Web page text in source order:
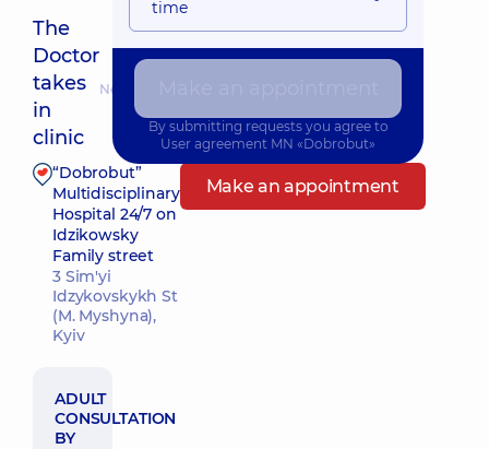
The
Doctor
takes
in
clinic
Nearest pickup time: 12.08.2026 17:00
“Dobrobut”
Multidisciplinary
Hospital 24/7 on
Idzikowsky
Family street
3 Sim'yi
Idzykovskykh St
(M. Myshyna),
Kyiv
Make an appointment
ADULT
CONSULTATION
BY
time
By submitting requests you agree to
User agreement MN «Dobrobut»